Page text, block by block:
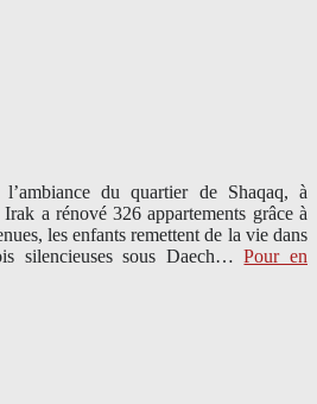
du quartier de Shaqaq, à
a rénové 326 appartements grâce à
les enfants remettent de la vie dans
silencieuses sous Daech… Pour en